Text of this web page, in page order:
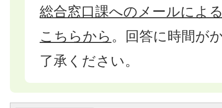
総合窓口課へのメールによ
こちらから 。回答に時間が
了承ください。